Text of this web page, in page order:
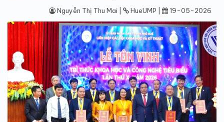
Nguyễn Thị Thu Mai | HueUMP | 19-05-2026